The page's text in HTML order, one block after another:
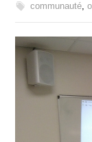
communauté,